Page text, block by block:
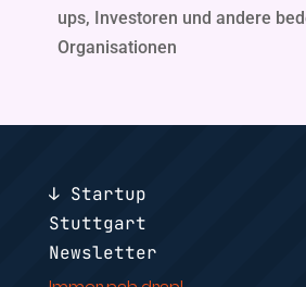
ups, Investoren und andere
Organisationen
↓ Startup
Stuttgart
Newsletter